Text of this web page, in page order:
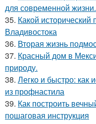
для современной жизни.
35. Какой
Владивостока
36. Вторая жизнь
37. Красный дом в
природу.
38. Легко и быстро: как
из профнастила
39. Как построить
пошаговая инструкция